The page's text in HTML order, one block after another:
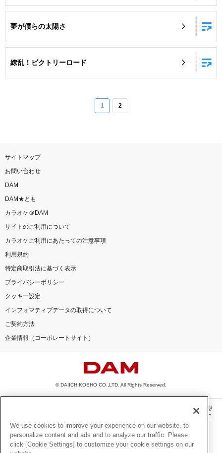
夢が僕らの太陽さ
繚乱！ビクトリーロード
1 2
サイトマップ
お問い合わせ
DAM
DAM★とも
カラオケ＠DAM
サイトのご利用について
カラオケご利用にあたっての注意事項
利用規約
特定商取引法に基づく表示
プライバシーポリシー
クッキー設定
インフォマティブデータの取得について
ご契約方法
企業情報（コーポレートサイト）
© DAIICHIKOSHO CO.,LTD. All Rights Reserved.
このサイトに掲載されている一切の文章・画像・写真・動画・音声等を、手段や形態
を問わず、著作権法の定める範囲を超えて無断で複製、転載、ファイル化などするこ
とを禁じます。
楽曲及びコンテンツは、機種によりご利用いただけない場合があります。
楽曲及びコンテンツの配信日、配信内容が変更になる場合があります。
We use cookies to improve your experience on our website, to
personalize content and ads and to analyze our traffic. Please
click [Cookie Settings] to customize your cookie settings on our